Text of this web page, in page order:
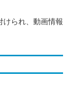
けられ、動画情報